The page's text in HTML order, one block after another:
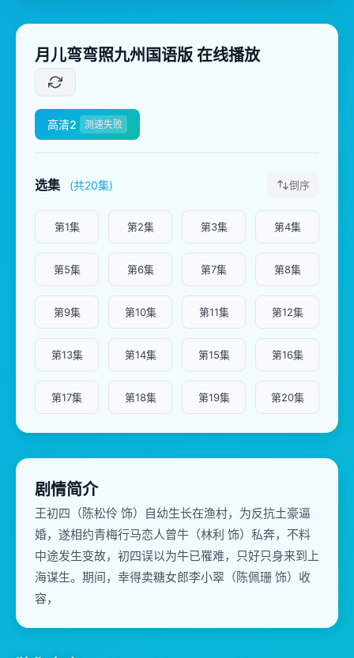
月儿弯弯照九州国语版 在线播放
高清2 测速失败
选集 (共20集) 倒序
第1集 第2集 第3集 第4集
第5集 第6集 第7集 第8集
第9集 第10集 第11集 第12集
第13集 第14集 第15集 第16集
第17集 第18集 第19集 第20集
剧情简介
王初四（陈松伶 饰）自幼生长在渔村，为反抗土豪逼
婚，遂相约青梅行马恋人曾牛（林利 饰）私奔，不料
中途发生变故，初四误以为牛已罹难，只好只身来到上
海谋生。期间，幸得卖糖女郎李小翠（陈佩珊 饰）收
容，